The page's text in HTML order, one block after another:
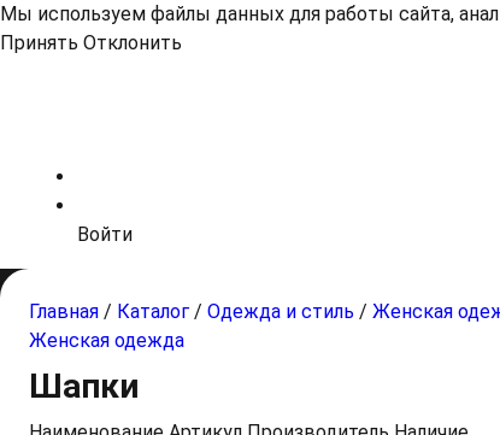
Мы используем файлы данных для работы сайта,
Принять Отклонить
Войти
Главная / Каталог / Одежда и стиль / Женская
Женская одежда
Шапки